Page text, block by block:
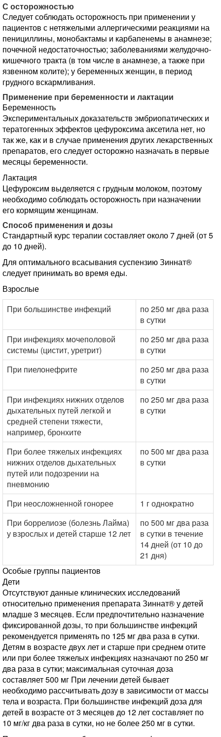
С осторожностью
Следует соблюдать осторожность при применении у
пациентов с нетяжелыми аллергическими реакциями на
пенициллины, монобактамы и карбапенемы в анамнезе;
почечной недостаточностью; заболеваниями желудочно-
кишечного тракта (в том числе в анамнезе, а также при
язвенном колите); у беременных женщин, в период
грудного вскармливания.
Применение при беременности и лактации
Беременность
Экспериментальных доказательств эмбриопатических и
тератогенных эффектов цефуроксима аксетила нет, но
так же, как и в случае применения других лекарственных
препаратов, его следует осторожно назначать в первые
месяцы беременности.
Лактация
Цефуроксим выделяется с грудным молоком, поэтому
необходимо соблюдать осторожность при назначении
его кормящим женщинам.
Способ применения и дозы
Стандартный курс терапии составляет около 7 дней (от 5
до 10 дней).
Для оптимального всасывания суспензию Зиннат®
следует принимать во время еды.
Взрослые
При большинстве инфекций
по 250 мг два раза
в сутки
При инфекциях мочеполовой
системы (цистит, уретрит)
по 250 мг два раза
в сутки
При пиелонефрите
по 250 мг два раза
в сутки
При инфекциях нижних отделов
дыхательных путей легкой и
средней степени тяжести,
например, бронхите
по 250 мг два раза
в сутки
При более тяжелых инфекциях
нижних отделов дыхательных
путей или подозрении на
пневмонию
по 500 мг два раза
в сутки
При неосложненной гонорее
1 г однократно
При боррелиозе (болезнь Лайма)
у взрослых и детей старше 12 лет
по 500 мг два раза
в сутки в течение
14 дней (от 10 до
21 дня)
Особые группы пациентов
Дети
Отсутствуют данные клинических исследований
относительно применения препарата Зиннат® у детей
младше 3 месяцев. Если предпочтительно назначение
фиксированной дозы, то при большинстве инфекций
рекомендуется применять по 125 мг два раза в сутки.
Детям в возрасте двух лет и старше при среднем отите
или при более тяжелых инфекциях назначают по 250 мг
два раза в сутки; максимальная суточная доза
составляет 500 мг При лечении детей бывает
необходимо рассчитывать дозу в зависимости от массы
тела и возраста. При большинстве инфекций доза для
детей в возрасте от 3 месяцев до 12 лет составляет по
10 мг/кг два раза в сутки, но не более 250 мг в сутки.